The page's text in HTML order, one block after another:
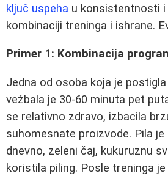
ključ uspeha u konsistentnosti i
kombinaciji treninga i ishrane.
Primer 1: Kombinacija
Jedna od osoba koja je
vežbala je 30-60 minuta pet
se relativno zdravo, izbacila
suhomesnate proizvode. Pila
dnevno, zeleni čaj, kukuruznu
koristila piling. Posle treninga